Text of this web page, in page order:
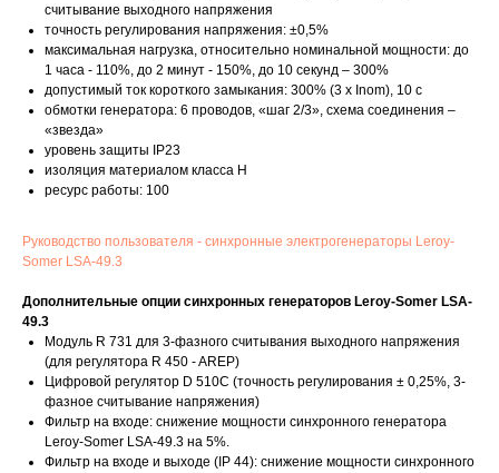
считывание выходного напряжения
точность регулирования напряжения: ±0,5%
максимальная нагрузка, относительно номинальной мощности: до
1 часа - 110%, до 2 минут - 150%, до 10 секунд – 300%
допустимый ток короткого замыкания: 300% (3 х Inom), 10 с
обмотки генератора: 6 проводов, «шаг 2/3», схема соединения –
«звезда»
уровень защиты IP23
изоляция материалом класса H
ресурс работы: 100
Руководство пользователя - синхронные электрогенераторы Leroy-
Somer LSA-49.3
Дополнительные опции синхронных генераторов Leroy-Somer LSA-
49.3
Модуль R 731 для 3-фазного считывания выходного напряжения
(для регулятора R 450 - AREP)
Цифровой регулятор D 510C (точность регулирования ± 0,25%, 3-
фазное считывание напряжения)
Фильтр на входе: снижение мощности синхронного генератора
Leroy-Somer LSA-49.3 на 5%.
Фильтр на входе и выходе (IP 44): снижение мощности синхронного